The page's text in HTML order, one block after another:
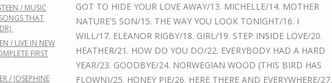
GOT TO HIDE YOUR LOVE AWAY/13. MICHELLE/14. MOTHER
NATURE'S SON/15. THE WAY YOU LOOK TONIGHT/16. I
WILL/17. ELEANOR RIGBY/18. GIRL/19. STEP INSIDE LOVE/20.
HEATHER/21. HOW DO YOU DO/22. EVERYBODY HAD A HARD
YEAR/23. GOODBYE/24. NORWEGIAN WOOD (THIS BIRD HAS
FLOWN)/25. HONEY PIE/26. HERE THERE AND EVERYWHERE/27.
/ MUSIC
THAT
/ LIVE IN NEW
FIRST
/ JOSEPHINE